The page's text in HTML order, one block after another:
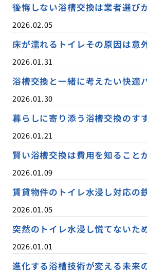
後悔しない浴槽交換は業者選び
2026.02.05
床が濡れるトイレその原因は意
2026.01.31
浴槽交換と一緒に考えたい快適
2026.01.30
暮らしに寄り添う浴槽交換のす
2026.01.21
賢い浴槽交換は費用を知ること
2026.01.09
賃貸物件のトイレ水浸し対応の
2026.01.05
突然のトイレ水浸し慌てないた
2026.01.01
進化する浴槽技術が変える未来